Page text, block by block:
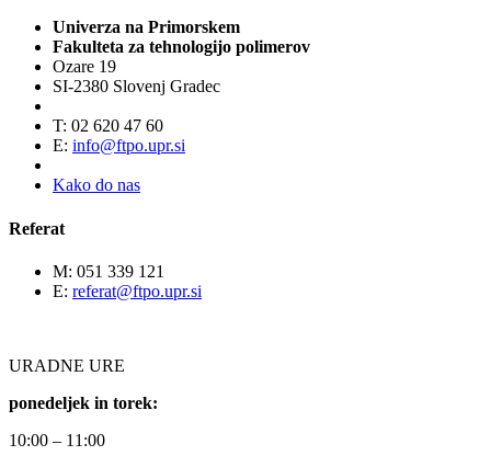
Univerza na Primorskem
Fakulteta za tehnologijo polimerov
Ozare 19
SI-2380 Slovenj Gradec
T: 02 620 47 60
E: info@ftpo.upr.si
Kako do nas
Referat
M: 051 339 121
E: referat@ftpo.upr.si
URADNE URE
ponedeljek in torek:
10:00 – 11:00